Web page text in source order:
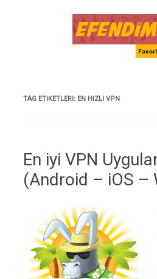
TAG ETIKETLERI: EN HIZLI VPN
En iyi VPN
(Android – iOS –